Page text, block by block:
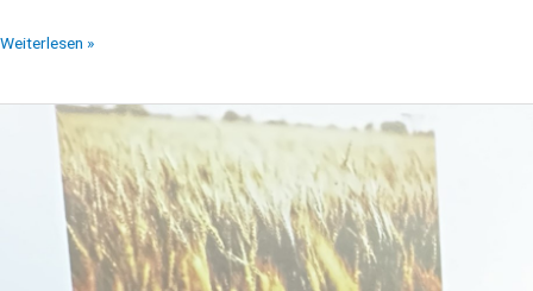
Weiterlesen »
Erntedank-
Gottesdienst